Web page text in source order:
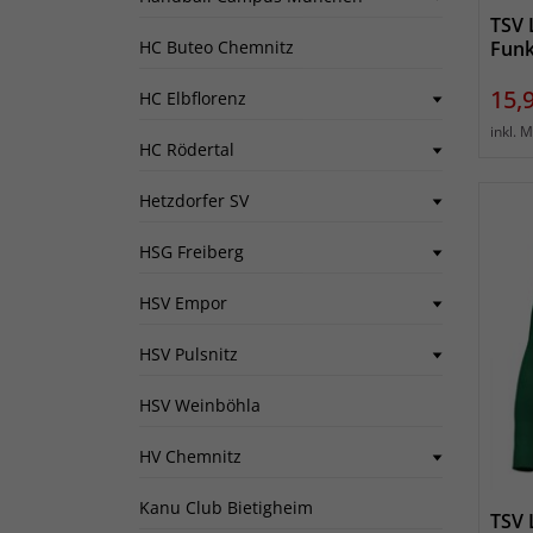
HC Buteo Chemnitz
HC Elbflorenz
HC Rödertal
Hetzdorfer SV
HSG Freiberg
HSV Empor
HSV Pulsnitz
HSV Weinböhla
HV Chemnitz
Kanu Club Bietigheim
TSV
inkl.